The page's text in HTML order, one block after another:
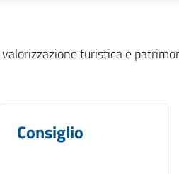
turistica e
Consiglio